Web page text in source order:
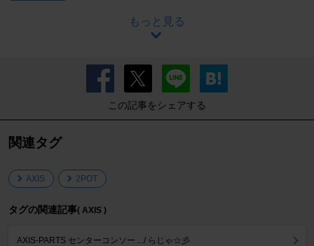
もっと見る
この記事をシェアする
関連タグ
AXIS 2POT
タグの関連記事( AXIS )
AXIS-PARTS センターコンソー .../ らじゃ☆彡